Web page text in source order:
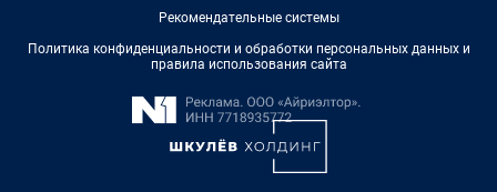
Рекомендательные системы
Политика конфиденциальности и обработки персональных данных и
правила использования сайта